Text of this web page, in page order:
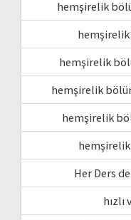
hemşirelik
hemşirelik
hemşirelik
hemşirelik
hemşirelik
Her Ders